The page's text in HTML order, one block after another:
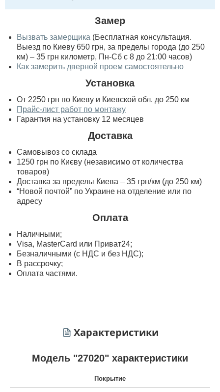
Замер
Вызвать замерщика (Бесплатная консультация.
Выезд по Киеву 650 грн, за пределы города (до 250
км) – 35 грн километр, Пн-Сб с 8 до 21:00 часов)
Как замерить дверной проем самостоятельно
Установка
От 2250 грн по Киеву и Киевской обл. до 250 км
Прайс-лист работ по монтажу
Гарантия на установку 12 месяцев
Доставка
Самовывоз со склада
1250 грн по Києву (независимо от количества
товаров)
Доставка за пределы Киева – 35 грн/км (до 250 км)
“Новой почтой” по Украине на отделение или по
адресу
Оплата
Наличными;
Visa, MasterСard или Приват24;
Безналичными (с НДС и без НДС);
В рассрочку;
Оплата частями.
Характеристики
Модель "27020" характеристики
Покрытие